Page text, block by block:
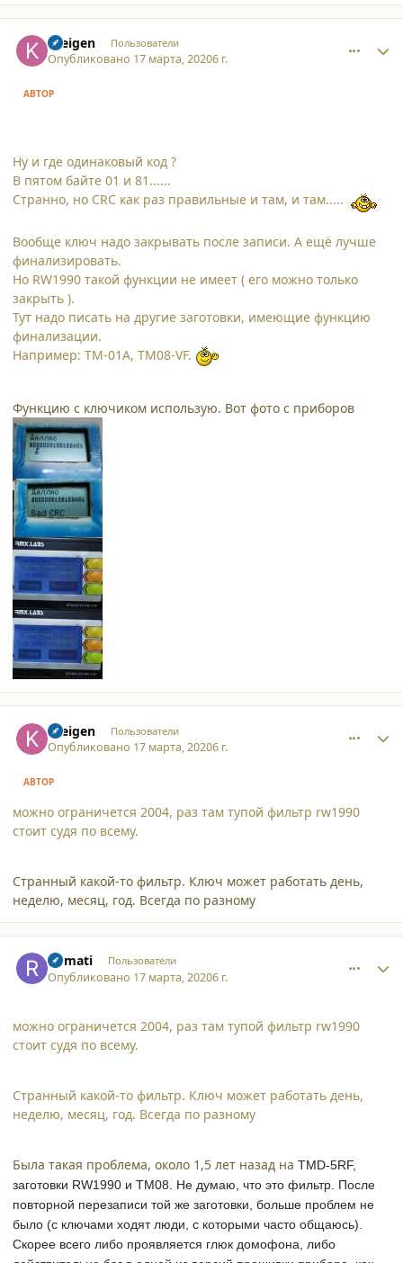
Kreigen Пользователи
Опубликовано 17 марта, 20206 г.
АВТОР
Ну и где одинаковый код ?
В пятом байте 01 и 81......
Странно, но CRC как раз правильные и там, и там.....
Вообще ключ надо закрывать после записи. А ещё лучше
финализировать.
Но RW1990 такой функции не имеет ( его можно только
закрыть ).
Тут надо писать на другие заготовки, имеющие функцию
финализации.
Например: ТМ-01А, ТМ08-VF.
Функцию с ключиком использую. Вот фото с приборов
Kreigen Пользователи
Опубликовано 17 марта, 20206 г.
АВТОР
можно ограничется 2004, раз там тупой фильтр rw1990
стоит судя по всему.
Странный какой-то фильтр. Ключ может работать день,
неделю, месяц, год. Всегда по разному
Romati Пользователи
Опубликовано 17 марта, 20206 г.
можно ограничется 2004, раз там тупой фильтр rw1990
стоит судя по всему.
Странный какой-то фильтр. Ключ может работать день,
неделю, месяц, год. Всегда по разному
Была такая проблема, около 1,5 лет назад на TMD-5RF,
заготовки RW1990 и ТМ08 . Не думаю, что это фильтр. После
повторной перезаписи той же заготовки, больше проблем не
было (с ключами ходят люди, с которыми часто общаюсь).
Скорее всего либо проявляется глюк домофона, либо